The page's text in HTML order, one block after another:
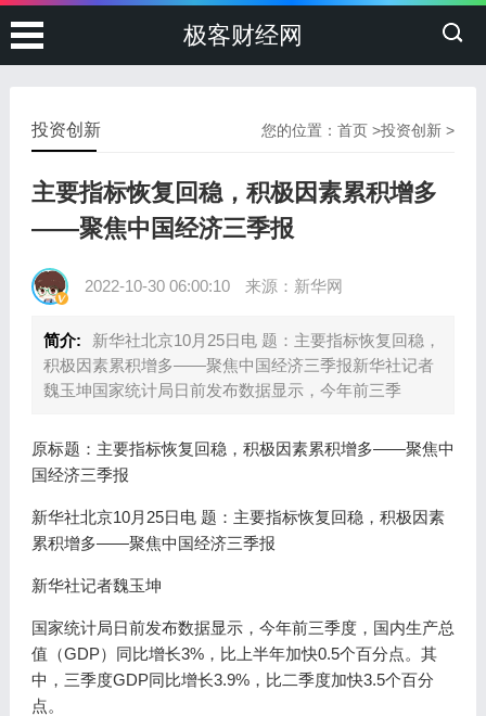
极客财经网
您的位置：首页 >投资创新 >
投资创新
主要指标恢复回稳，积极因素累积增多
——聚焦中国经济三季报
2022-10-30 06:00:10 来源：新华网
简介:
新华社北京10月25日电 题：主要指标恢复回稳，
积极因素累积增多——聚焦中国经济三季报新华社记者
魏玉坤国家统计局日前发布数据显示，今年前三季
原标题：主要指标恢复回稳，积极因素累积增多——聚焦中
国经济三季报
新华社北京10月25日电 题：主要指标恢复回稳，积极因素
累积增多——聚焦中国经济三季报
新华社记者魏玉坤
国家统计局日前发布数据显示，今年前三季度，国内生产总
值（GDP）同比增长3%，比上半年加快0.5个百分点。其
中，三季度GDP同比增长3.9%，比二季度加快3.5个百分
点。